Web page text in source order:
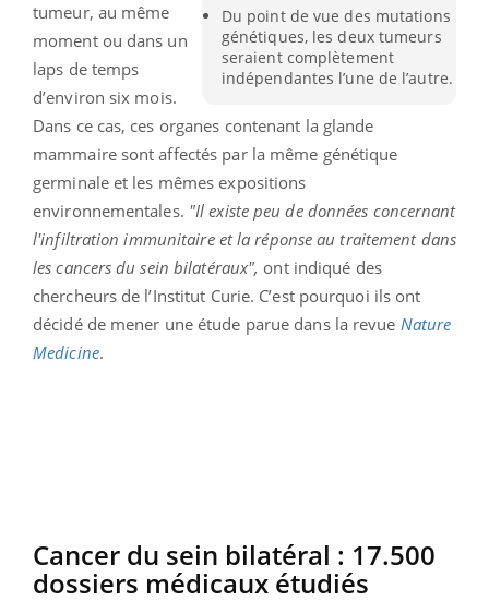
Du point de vue des mutations
génétiques, les deux tumeurs
seraient complètement
indépendantes l’une de l’autre.
tumeur, au même
moment ou dans un
laps de temps
d’environ six mois.
Dans ce cas, ces organes contenant la glande
mammaire sont affectés par la même génétique
germinale et les mêmes expositions
environnementales. "Il existe peu de données concernant
l'infiltration immunitaire et la réponse au traitement dans
les cancers du sein bilatéraux", ont indiqué des
chercheurs de l’Institut Curie. C’est pourquoi ils ont
décidé de mener une étude parue dans la revue Nature
Medicine.
Cancer du sein bilatéral : 17.500
dossiers médicaux étudiés